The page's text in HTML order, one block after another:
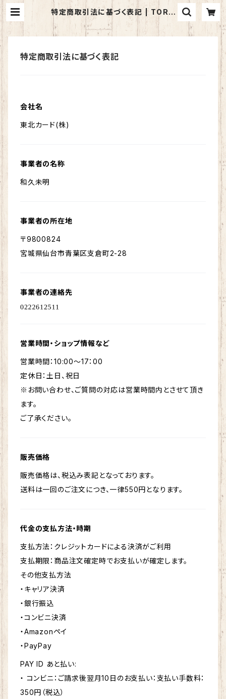
特定商取引法に基づく表記 | TORC
H-Online Shop-
特定商取引法に基づく表記
会社名
東北カード(株)
事業者の名称
和久未明
事業者の所在地
〒9800824
宮城県仙台市青葉区支倉町2-28
事業者の連絡先
営業時間・ショップ情報など
営業時間：10:00～17：00
定休日：土日、祝日
※お問い合わせ、ご質問の対応は営業時間内とさせて頂き
ます。
ご了承ください。
販売価格
販売価格は、税込み表記となっております。
送料は一回のご注文につき、一律550円となります。
代金の支払方法・時期
支払方法：クレジットカードによる決済がご利用
支払期限：商品注文確定時でお支払いが確定します。
その他支払方法
・キャリア決済
・銀行振込
・コンビニ決済
・Amazonペイ
・PayPay
PAY ID あと払い:
・ コンビニ：ご請求後翌月10日のお支払い：支払い手数料：
350円（税込）